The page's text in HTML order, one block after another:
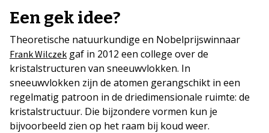
Een gek idee?
Theoretische natuurkundige en Nobelprijswinnaar
Frank Wilczek gaf in 2012 een college over de
kristalstructuren van sneeuwvlokken. In
sneeuwvlokken zijn de atomen gerangschikt in een
regelmatig patroon in de driedimensionale ruimte: de
kristalstructuur. Die bijzondere vormen kun je
bijvoorbeeld zien op het raam bij koud weer.